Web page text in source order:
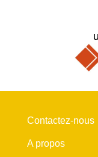
Contactez-nous
A propos